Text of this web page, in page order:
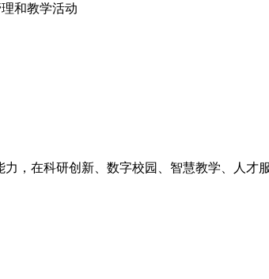
和教学活动
，在科研创新、数字校园、智慧教学、人才